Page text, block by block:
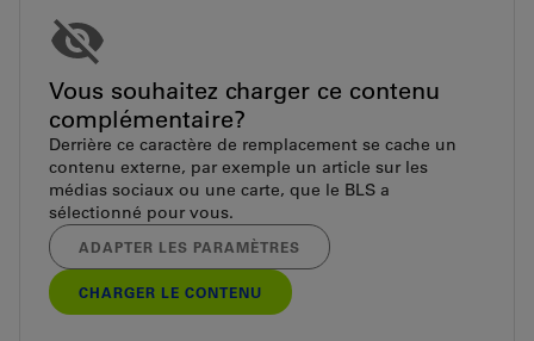
Vous souhaitez charger ce contenu
complémentaire?
Derrière ce caractère de remplacement se cache un
contenu externe, par exemple un article sur les
médias sociaux ou une carte, que le BLS a
sélectionné pour vous.
ADAPTER LES PARAMÈTRES
CHARGER LE CONTENU